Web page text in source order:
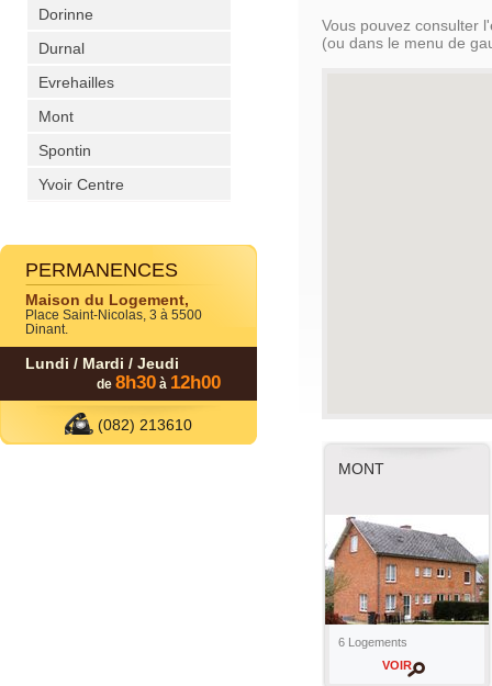
Dorinne
Durnal
Evrehailles
Mont
Spontin
Yvoir Centre
PERMANENCES
Maison du Logement,
Place Saint-Nicolas, 3 à 5500
Dinant.
Lundi / Mardi / Jeudi
de 8h30 à 12h00
(082) 213610
Vous pouvez consulter
(ou dans le menu de
MONT
6 Logements
VOIR